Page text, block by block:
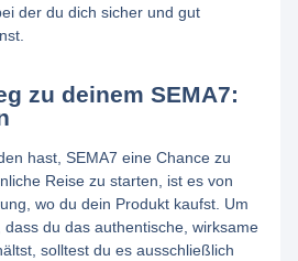
der du dich sicher und gut
zu deinem SEMA7:
hast, SEMA7 eine Chance zu
Reise zu starten, ist es von
wo du dein Produkt kaufst. Um
du das authentische, wirksame
solltest du es ausschließlich